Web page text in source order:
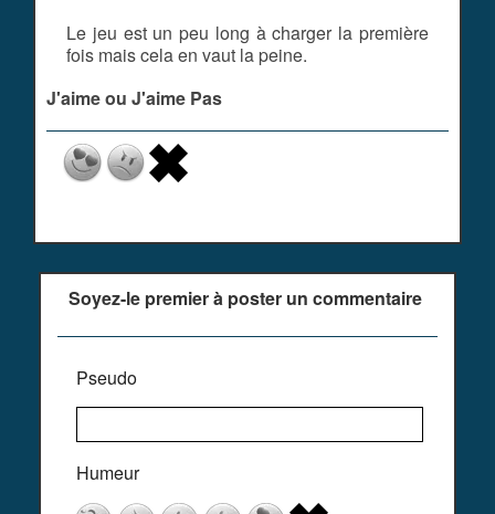
Le jeu est un peu long à charger la première
fois mais cela en vaut la peine.
J'aime ou J'aime Pas
Soyez-le premier à poster un commentaire
Pseudo
Humeur